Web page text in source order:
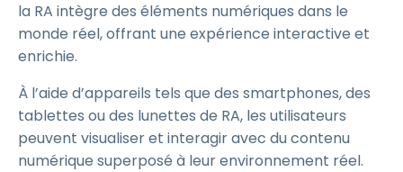
la RA intègre des éléments numériques dans le
monde réel, offrant une expérience interactive et
enrichie.
À l’aide d’appareils tels que des smartphones, des
tablettes ou des lunettes de RA, les utilisateurs
peuvent visualiser et interagir avec du contenu
numérique superposé à leur environnement réel.